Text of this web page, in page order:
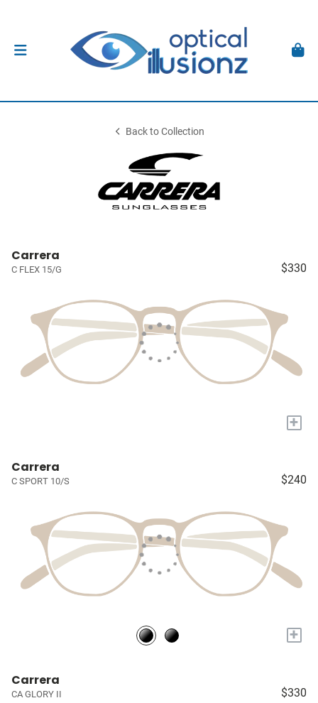
Back to Collection
Carrera
C FLEX 15/G $330
+
Carrera
C SPORT 10/S $240
+
Carrera
CA GLORY II $330